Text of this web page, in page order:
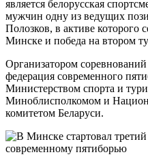
является белорусская
мужчин одну из ведущих
Полозков, в активе которого
Минске и победа на втором
Организатором соревнований
федерация современного
Министерством спорта и
Миноблисполкомом и
комитетом Беларуси.